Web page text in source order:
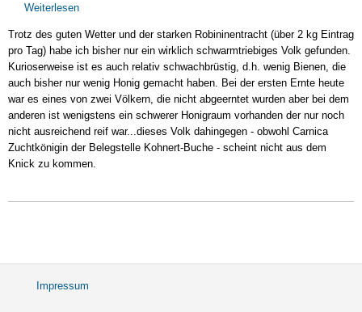
Weiterlesen
Schwärmen
und
Honig...
Trotz des guten Wetter und der starken Robininentracht (über 2 kg Eintrag
pro Tag) habe ich bisher nur ein wirklich schwarmtriebiges Volk gefunden.
Kurioserweise ist es auch relativ schwachbrüstig, d.h. wenig Bienen, die
auch bisher nur wenig Honig gemacht haben. Bei der ersten Ernte heute
war es eines von zwei Völkern, die nicht abgeerntet wurden aber bei dem
anderen ist wenigstens ein schwerer Honigraum vorhanden der nur noch
nicht ausreichend reif war...dieses Volk dahingegen - obwohl Carnica
Zuchtkönigin der Belegstelle Kohnert-Buche - scheint nicht aus dem
Knick zu kommen.
Fußbereichsmenü
Impressum